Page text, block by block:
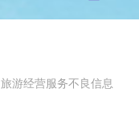
旅游经营服务不良信息